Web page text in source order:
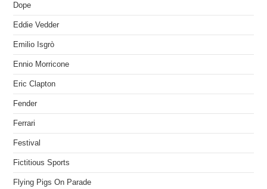
Dope
Eddie Vedder
Emilio Isgrò
Ennio Morricone
Eric Clapton
Fender
Ferrari
Festival
Fictitious Sports
Flying Pigs On Parade